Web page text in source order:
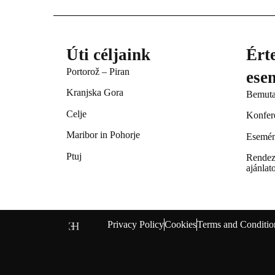
Celje
Úti céljaink
Portorož – Piran
Kranjska Gora
Celje
Maribor in Pohorje
Ptuj
Privacy PolicyCookiesTerms and